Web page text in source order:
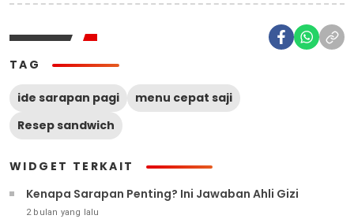
TAG
ide sarapan pagi
menu cepat saji
Resep sandwich
WIDGET TERKAIT
Kenapa Sarapan Penting? Ini Jawaban Ahli Gizi
2 bulan yang lalu